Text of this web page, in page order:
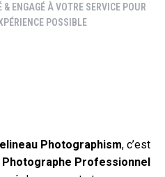
ENGAGÉ À VOTRE SERVICE POUR
POSSIBLE
Photographism, c’est
Photographe Professionnel